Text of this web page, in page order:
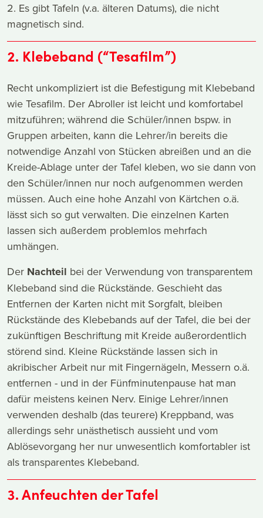
2. Es gibt Tafeln (v.a. älteren Datums), die nicht
magnetisch sind.
2. Klebeband (“Tesafilm”)
Recht unkompliziert ist die Befestigung mit Klebeband
wie Tesafilm. Der Abroller ist leicht und komfortabel
mitzuführen; während die Schüler/innen bspw. in
Gruppen arbeiten, kann die Lehrer/in bereits die
notwendige Anzahl von Stücken abreißen und an die
Kreide-Ablage unter der Tafel kleben, wo sie dann von
den Schüler/innen nur noch aufgenommen werden
müssen. Auch eine hohe Anzahl von Kärtchen o.ä.
lässt sich so gut verwalten. Die einzelnen Karten
lassen sich außerdem problemlos mehrfach
umhängen.
Der Nachteil bei der Verwendung von transparentem
Klebeband sind die Rückstände. Geschieht das
Entfernen der Karten nicht mit Sorgfalt, bleiben
Rückstände des Klebebands auf der Tafel, die bei der
zukünftigen Beschriftung mit Kreide außerordentlich
störend sind. Kleine Rückstände lassen sich in
akribischer Arbeit nur mit Fingernägeln, Messern o.ä.
entfernen - und in der Fünfminutenpause hat man
dafür meistens keinen Nerv. Einige Lehrer/innen
verwenden deshalb (das teurere) Kreppband, was
allerdings sehr unästhetisch aussieht und vom
Ablösevorgang her nur unwesentlich komfortabler ist
als transparentes Klebeband.
3. Anfeuchten der Tafel